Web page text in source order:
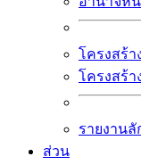
โครงสร้า
โครงสร้า
รายงาน
ส่วน